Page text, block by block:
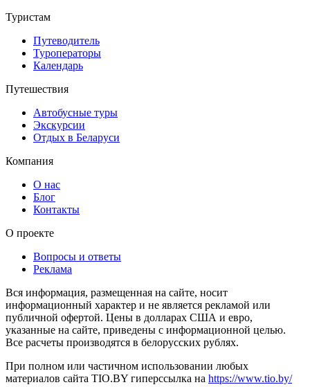
Туристам
Путеводитель
Туроператоры
Календарь
Путешествия
Автобусные туры
Экскурсии
Отдых в Беларуси
Компания
О нас
Блог
Контакты
О проекте
Вопросы и ответы
Реклама
Вся информация, размещенная на сайте, носит
информационный характер и не является рекламой или
публичной офертой. Цены в долларах США и евро,
указанные на сайте, приведены с информационной целью.
Все расчеты производятся в белорусских рублях.
При полном или частичном использовании любых
материалов сайта TIO.BY гиперссылка на https://www.tio.by/